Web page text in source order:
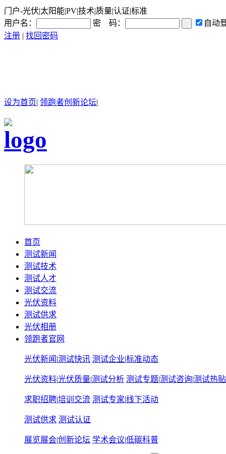
门户-光伏|太阳能|PV|技术|质量|认证|标准
用户名：
密 码：
自动
注册 | 找回密码
设为首页| 领跑者创新论坛|
首页
测试新闻
测试技术
测试人才
测试交流
光伏资料
测试供求
光伏相册
领跑者官网
光伏新闻 |测试快讯 测试企业|标准动态
光伏资料|光伏质量|测试分析 测试专题|测试咨询|测试热贴
求职招聘|培训交流 测试专家|线下活动
测试供求 测试认证
展览展会|创新论坛 学术会议|低碳科普